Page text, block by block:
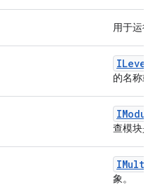
用于运
的名称
查模块
IMulti
象。